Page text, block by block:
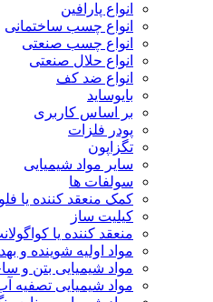
انواع پارافین
انواع چسب ساختمانی
انواع چسب صنعتی
انواع حلال صنعتی
انواع ضد کف
بایوساید
بر اساس کاربری
پودر فلزات
تگزاپون
سایر مواد شیمیایی
سولفات ها
کمک منعقد کننده یا
کیلیت ساز
منعقد کننده یا
مواد اولیه شوینده و
مواد شیمیایی بتن و
مواد شیمیایی تصفیه